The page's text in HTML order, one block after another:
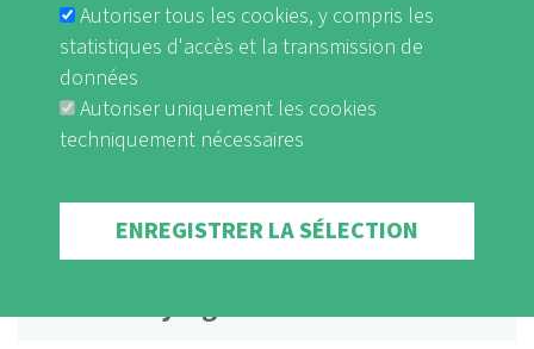
Téléchargement
Protection du climat dans les
maisons des Amis de la Nature
Téléchargement
Réseau Paysages de l’année
Autoriser tous les cookies, y compris les
statistiques d'accès et la transmission de
données
Autoriser uniquement les cookies
techniquement nécessaires
ENREGISTRER LA SÉLECTION
Withdraw consent